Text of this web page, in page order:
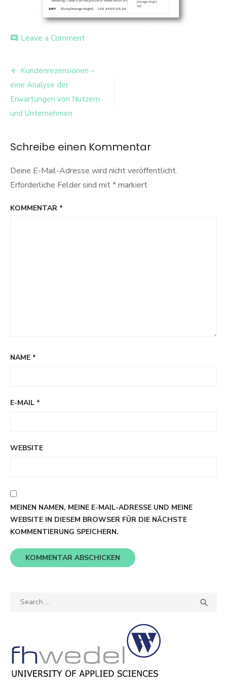
comment Leave a Commenton
Beitrags-
Navigation
Kundenrezensionen –
eine Analyse der
Erwartungen von Nutzern
und Unternehmen
Schreibe einen Kommentar
Deine E-Mail-Adresse wird nicht veröffentlicht.
Erforderliche Felder sind mit*markiert
KOMMENTAR *
NAME *
E-MAIL *
WEBSITE
MEINEN NAMEN, MEINE E-MAIL-ADRESSE UND MEINE
WEBSITE IN DIESEM BROWSER FÜR DIE NÄCHSTE
KOMMENTIERUNG SPEICHERN.
Search
